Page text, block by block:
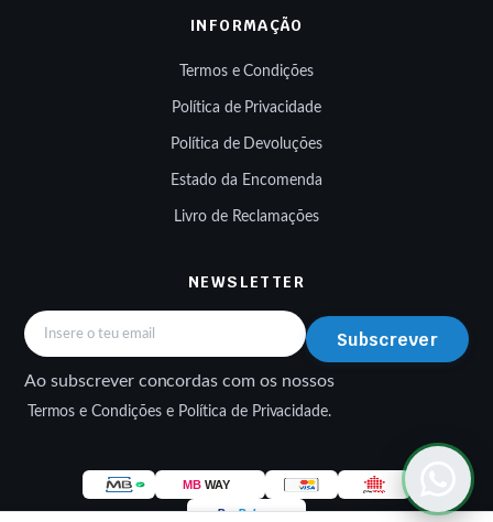
INFORMAÇÃO
Termos e Condições
Política de Privacidade
Política de Devoluções
Estado da Encomenda
Livro de Reclamações
NEWSLETTER
Subscrever
Ao subscrever concordas com os nossos
Termos e Condições e Política de Privacidade.